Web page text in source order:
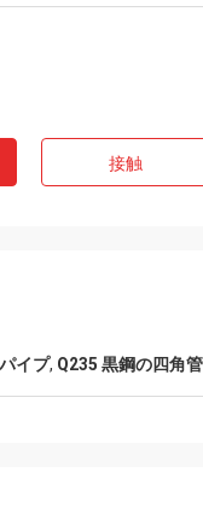
接触
イプ, Q235 黒鋼の四角管